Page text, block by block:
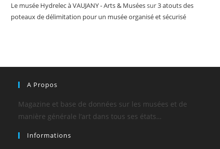
Le musée Hydrelec à VAUJANY - Arts & Muséessur3 atouts des
poteaux de délimitation pour un musée organisé et sécurisé
A Propos
Magazine et base de données sur les musées et de
manière générale l’art dans tous ses états…
Informations